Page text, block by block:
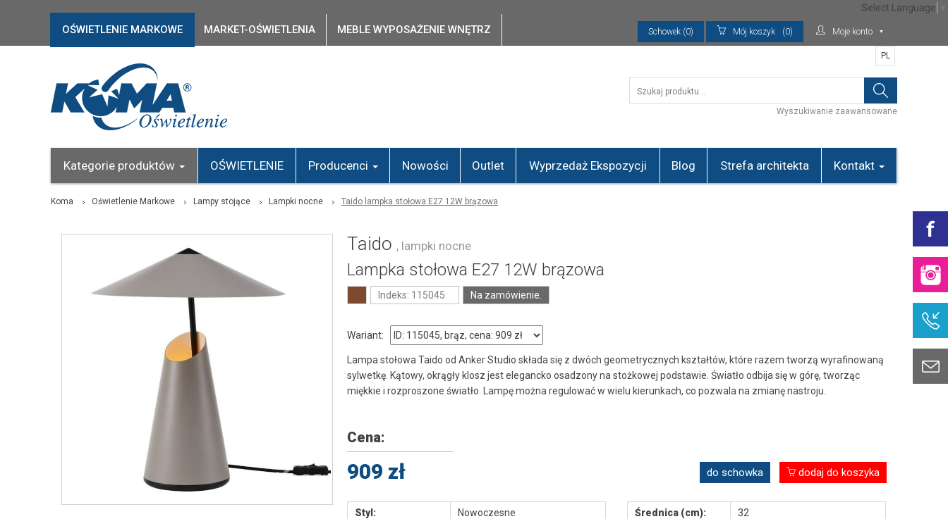
OŚWIETLENIE MARKOWE MARKET-OŚWIETLENIA MEBLE WYPOSAŻENIE WNĘTRZ Schowek (0) Mój koszyk (0) Moje konto
Wyszukiwanie zaawansowane
PL
Kategorie produktów OŚWIETLENIE Producenci Nowości Outlet Wyprzedaż Ekspozycji Blog Strefa architekta Kontakt
Koma Oświetlenie Markowe Lampy stojące Lampki nocne Taido lampka stołowa E27 12W brązowa
Taido , lampki nocne
Lampka stołowa E27 12W brązowa
Indeks: 115045 Na zamówienie.
Wariant:
Lampa stołowa Taido od Anker Studio składa się z dwóch geometrycznych kształtów, które razem tworzą wyrafinowaną
sylwetkę. Kątowy, okrągły klosz jest elegancko osadzony na stożkowej podstawie. Światło odbija się w górę, tworząc
miękkie i rozproszone światło. Lampę można regulować w wielu kierunkach, co pozwala na zmianę nastroju.
Cena:
909 zł do schowka dodaj do koszyka
Styl:
Nowoczesne
Średnica (cm):
32
Select Language